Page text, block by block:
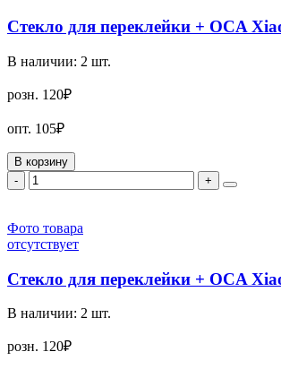
Стекло для переклейки + OCA
В наличии: 2 шт.
розн. 120₽
опт. 105₽
В корзину
-
+
Фото товара
отсутствует
Стекло для переклейки + OCA
В наличии: 2 шт.
розн. 120₽